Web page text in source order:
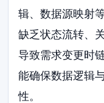
辑、数据源映射
缺乏状态流转、
导致需求变更时
能确保数据逻辑
性。